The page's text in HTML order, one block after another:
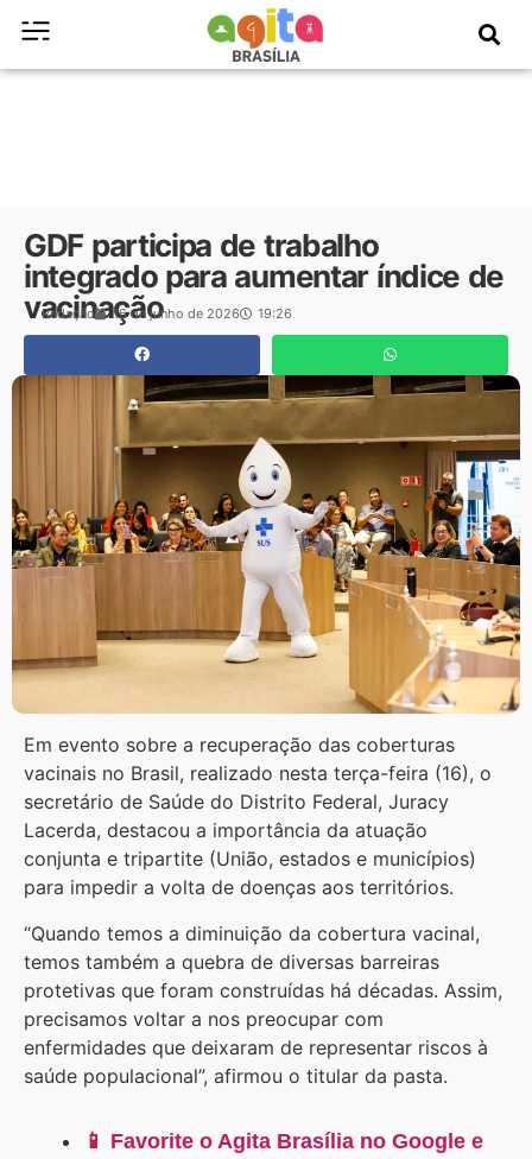
GDF participa de trabalho
integrado para aumentar índice de
vacinação
Redação 16 de junho de 2026 19:26
Em evento sobre a recuperação das coberturas
vacinais no Brasil, realizado nesta terça-feira (16), o
secretário de Saúde do Distrito Federal, Juracy
Lacerda, destacou a importância da atuação
conjunta e tripartite (União, estados e municípios)
para impedir a volta de doenças aos territórios.
“Quando temos a diminuição da cobertura vacinal,
temos também a quebra de diversas barreiras
protetivas que foram construídas há décadas. Assim,
precisamos voltar a nos preocupar com
enfermidades que deixaram de representar riscos à
saúde populacional”, afirmou o titular da pasta.
📱 Favorite o Agita Brasília no Google e